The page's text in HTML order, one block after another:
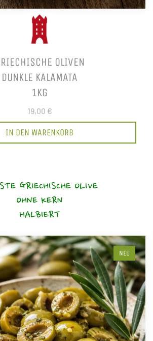
OLIVEN
DUNKLE KALAMATA
1KG
19,00 €
IN DEN WARENKORB
GRIECHISCHE OLIVE
OHNE KERN
HALBIERT
NEU